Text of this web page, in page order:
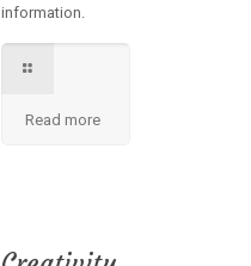
information.
Read more